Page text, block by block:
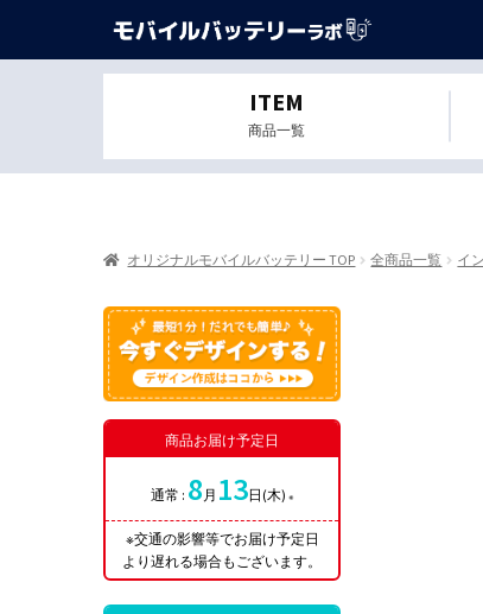
ITEM
商品一覧
オリジナルモバイルバッテリー TOP 全商品一覧 イ
商品お届け予定日
通常 : 8 月 13日(木) ※
※交通の影響等でお届け予定日
より遅れる場合もございます。